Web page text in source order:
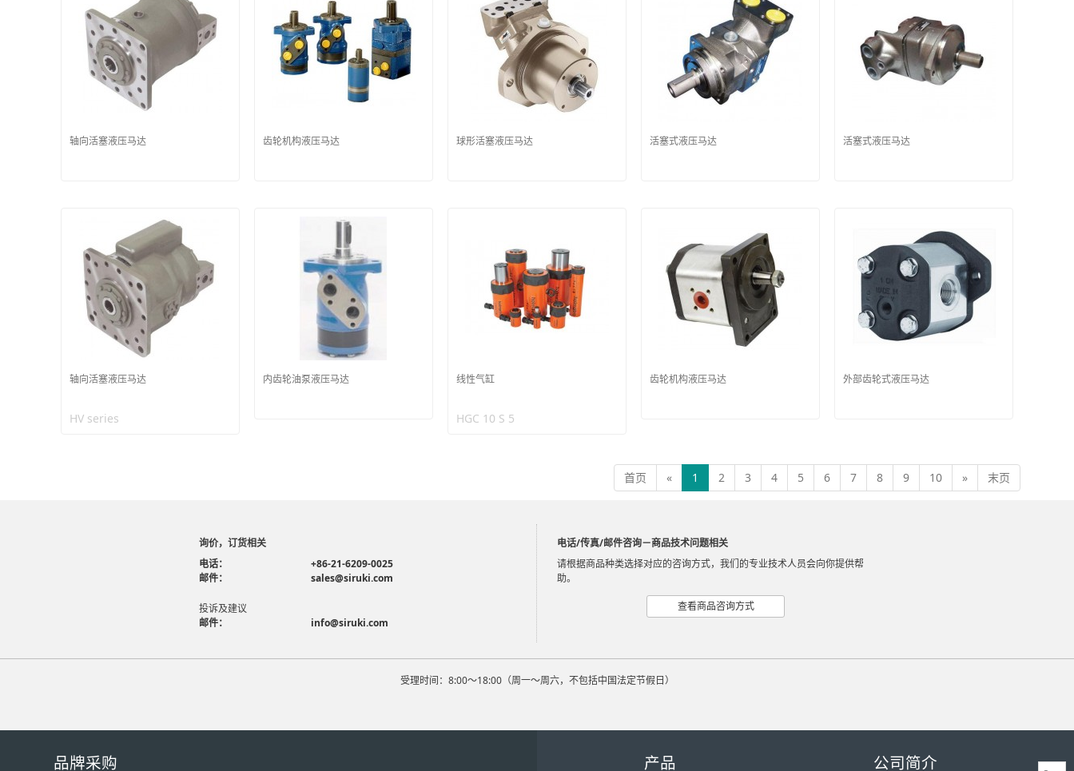
轴向活塞液压马达 齿轮机构液压马达 球形活塞液压马达 活塞式液压马达 活塞式液压马达
轴向活塞液压马达
HV series
内齿轮油泵液压马达 线性气缸
HGC 10 S 5
齿轮机构液压马达 外部齿轮式液压马达
首页 « 1 2 3 4 5 6 7 8 9 10 » 末页
询价，订货相关
电话：
+86-21-6209-0025
邮件：
sales@siruki.com
投诉及建议
邮件：
info@siruki.com
电话/传真/邮件咨询－商品技术问题相关
请根据商品种类选择对应的咨询方式，我们的专业技术人员会向你提供帮
助。
查看商品咨询方式
受理时间：8:00～18:00（周一～周六，不包括中国法定节假日）
品牌采购 产品 公司简介